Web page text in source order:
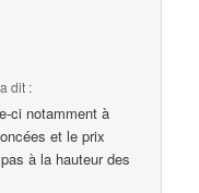
a dit :
ci notamment à
et le prix
à la hauteur des